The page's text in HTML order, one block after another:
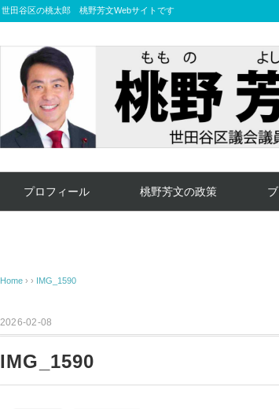
世田谷区の桃太郎 桃野芳文Webサイトです
プロフィール 桃野芳文の政策
Home › › IMG_1590
2026-02-08
IMG_1590